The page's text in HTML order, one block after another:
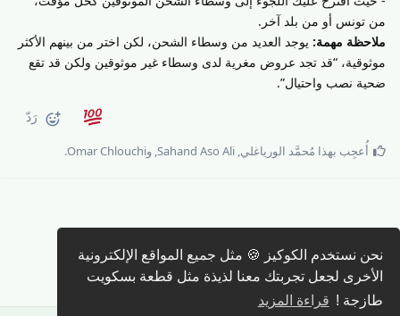
نحن نستخدم الكوكيز 🍪 مثل جميع المواقع الإلكترونية
الأخرى لجعل تجربتك معنا لذيذة مثل قطعة بسكويت
طازجة ! قراءة المزيد
من تونس أو من بلد آخر.
ملاحظة مهمة: يوجد العديد من وسطاء الشحن، لكن اختر من بينهم الأكثر
موثوقية، “قد تجد عروض مغرية لدى وسطاء غير موثوقين ولكن قد تقع
ضحية نصب واحتيال”.
رَدّ
أُعجِب بهذا مُحمَّد الورياغلي,
Sahand Aso Ali, وOmar Chlouchi
.
كتابة رد 🖊️